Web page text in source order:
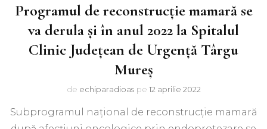
Programul de reconstrucţie mamară se
va derula şi în anul 2022 la Spitalul
Clinic Judeţean de Urgenţă Târgu
Mureş
de echiparadioas pe 12 aprilie 2022
Subprogramul naţional de reconstrucţie mamară